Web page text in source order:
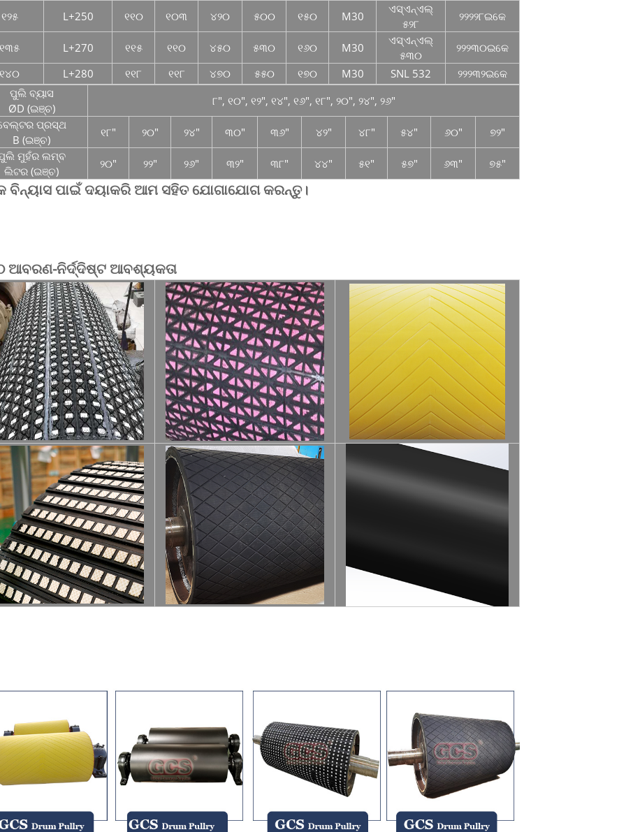
୧୨୫ L+250 ୧୧୦ ୧୦୩ ୪୨୦ ୫୦୦ ୧୫୦ M30
ଏସ୍ଏନ୍ଏଲ୍
୫୨୮
୨୨୨୨୮ଇକେ
୧୩୫ L+270 ୧୧୫ ୧୧୦ ୪୫୦ ୫୩୦ ୧୬୦ M30
ଏସ୍ଏନ୍ଏଲ୍
୫୩୦
୨୨୨୩୦ଇକେ
୧୪୦
L+280 ୧୧୮ ୧୧୮ ୪୭୦ ୫୫୦ ୧୭୦ M30 SNL 532
୨୨୨୩୨ଇକେ
ପୁଲି ବ୍ୟାସ
ØD (ଇଞ୍ଚ)
୮″, ୧୦″, ୧୨″, ୧୪″, ୧୬″, ୧୮″, ୨୦″, ୨୪″, ୨୬″
ପ୍ରସ୍ଥ
B (ଇଞ୍ଚ)
୧୮″ ୨୦″ ୨୪″ ୩୦″ ୩୬″ ୪୨″ ୪୮″ ୫୪″ ୬୦″
୭୨″
ମୁହଁର ଲମ୍ବ
ଲିଟର (ଇଞ୍ଚ)
୨୦″ ୨୨″ ୨୬″ ୩୨″ ୩୮″ ୪୪″ ୫୧″ ୫୭″ ୬୩″ ୭୫″
ବିନ୍ୟାସ ପାଇଁ ଦୟାକରି ଆମ ସହିତ ଯୋଗାଯୋଗ କରନ୍ତୁ।
ଆବରଣ-ନିର୍ଦ୍ଦିଷ୍ଟ ଆବଶ୍ୟକତା